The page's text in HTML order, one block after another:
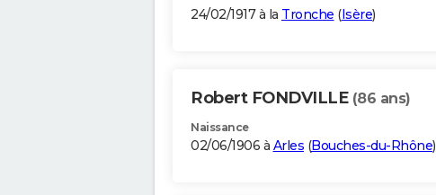
24/02/1917 à la Tronche (Isère)
Robert FONDVILLE (86 ans)
Naissance
02/06/1906 à Arles (Bouches-du-Rhône)